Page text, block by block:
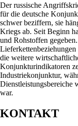
Der russische
für die deutsche
schwer beziffern, sie
Kriegs ab. Seit Beginn
und Rohstoffen
die weitere
Konjunkturindikatoren
Industriekonjunktur,
Dienstleistungsbereiche
war.
KONTAKT